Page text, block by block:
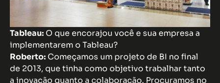
Tableau: O que encorajou você e sua empresa a
implementarem o Tableau?
Roberto: Começamos um projeto de BI no final
de 2013, que tinha como objetivo trabalhar tanto
a inovação quanto a colaboração. Procuramos no